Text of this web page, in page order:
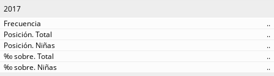
2017
..
..
..
..
..